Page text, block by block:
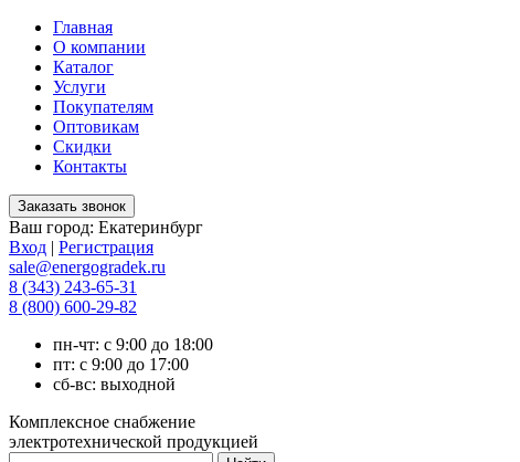
Главная
О компании
Каталог
Услуги
Покупателям
Оптовикам
Скидки
Контакты
Ваш город: Екатеринбург
Вход | Регистрация
sale@energogradek.ru
8 (343) 243-65-31
8 (800) 600-29-82
пн-чт: с 9:00 до 18:00
пт: с 9:00 до 17:00
сб-вс: выходной
Комплексное снабжение
электротехнической продукцией